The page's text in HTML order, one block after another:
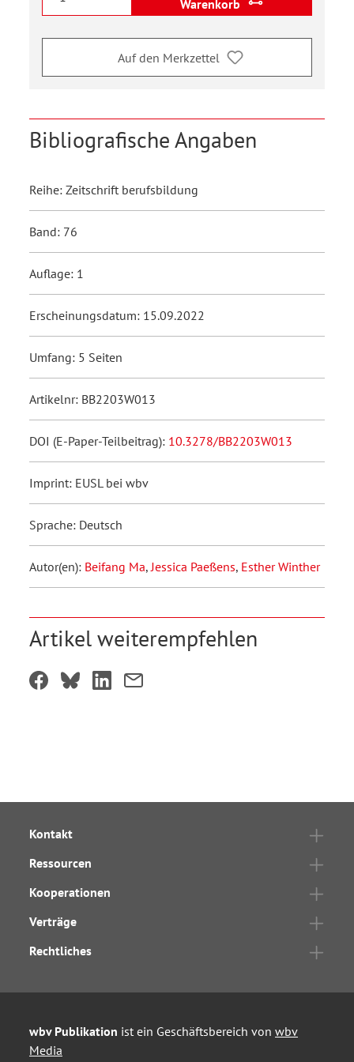
Warenkorb
Auf den Merkzettel
Bibliografische Angaben
Reihe: Zeitschrift berufsbildung
Band: 76
Auflage: 1
Erscheinungsdatum: 15.09.2022
Umfang: 5 Seiten
Artikelnr: BB2203W013
DOI (E-Paper-Teilbeitrag): 10.3278/BB2203W013
Imprint: EUSL bei wbv
Sprache: Deutsch
Autor(en): Beifang Ma,Jessica Paeßens, Esther Winther
Artikel weiterempfehlen
Kontakt
Ressourcen
Kooperationen
Verträge
Rechtliches
wbv Publikation ist ein Geschäftsbereich von wbv
Media